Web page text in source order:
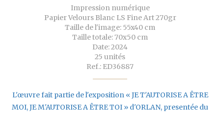
Impression numérique
Papier Velours Blanc LS Fine Art 270gr
Taille de l'image: 55x40 cm
Taille totale: 70x50 cm
Date: 2024
25 unités
Ref.: ED36887
L'œuvre fait partie de l'exposition « JE T'AUTORISE A ÊTRE
MOI, JE M'AUTORISE A ÊTRE TOI » d'ORLAN, presentée du